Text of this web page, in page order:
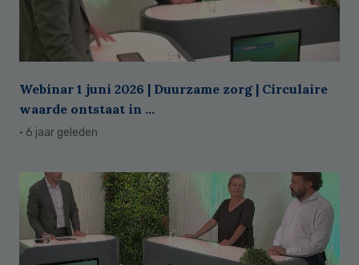
Webinar 1 juni 2026 | Duurzame zorg | Circulaire
waarde ontstaat in ...
· 6 jaar geleden